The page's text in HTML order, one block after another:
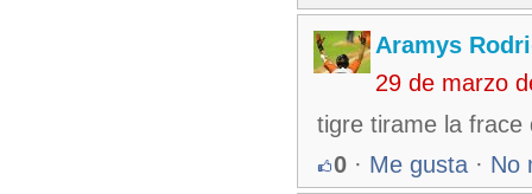
Aramys
29 de marzo
tigre tirame la frace
0 · Me gusta · No